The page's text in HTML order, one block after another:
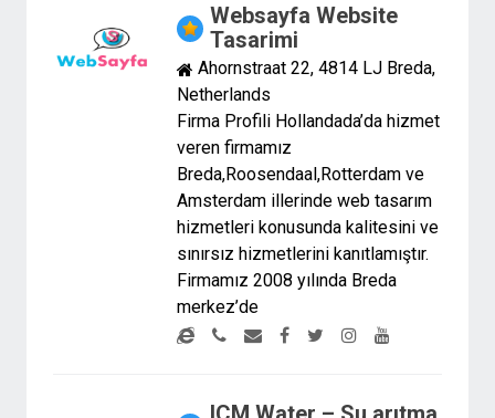
Websayfa Website
Tasarimi
Ahornstraat 22, 4814 LJ Breda,
Netherlands
Firma Profili Hollandada’da hizmet
veren firmamız
Breda,Roosendaal,Rotterdam ve
Amsterdam illerinde web tasarım
hizmetleri konusunda kalitesini ve
sınırsız hizmetlerini kanıtlamıştır.
Firmamız 2008 yılında Breda
merkez’de